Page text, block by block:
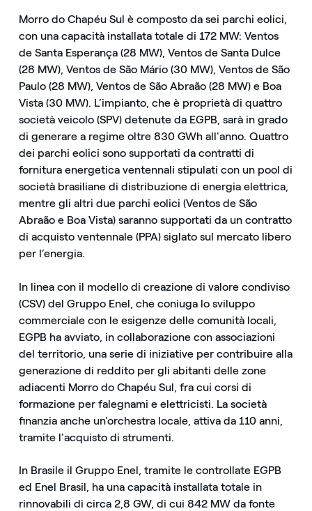
Morro do Chapéu Sul è composto da sei parchi eolici,
con una capacità installata totale di 172 MW: Ventos
de Santa Esperança (28 MW), Ventos de Santa Dulce
(28 MW), Ventos de São Mário (30 MW), Ventos de São
Paulo (28 MW), Ventos de São Abraão (28 MW) e Boa
Vista (30 MW). L’impianto, che è proprietà di quattro
società veicolo (SPV) detenute da EGPB, sarà in grado
di generare a regime oltre 830 GWh all'anno. Quattro
dei parchi eolici sono supportati da contratti di
fornitura energetica ventennali stipulati con un pool di
società brasiliane di distribuzione di energia elettrica,
mentre gli altri due parchi eolici (Ventos de São
Abraão e Boa Vista) saranno supportati da un contratto
di acquisto ventennale (PPA) siglato sul mercato libero
per l’energia.
In linea con il modello di creazione di valore condiviso
(CSV) del Gruppo Enel, che coniuga lo sviluppo
commerciale con le esigenze delle comunità locali,
EGPB ha avviato, in collaborazione con associazioni
del territorio, una serie di iniziative per contribuire alla
generazione di reddito per gli abitanti delle zone
adiacenti Morro do Chapéu Sul, fra cui corsi di
formazione per falegnami e elettricisti. La società
finanzia anche un'orchestra locale, attiva da 110 anni,
tramite l'acquisto di strumenti.
In Brasile il Gruppo Enel, tramite le controllate EGPB
ed Enel Brasil, ha una capacità installata totale in
rinnovabili di circa 2,8 GW, di cui 842 MW da fonte